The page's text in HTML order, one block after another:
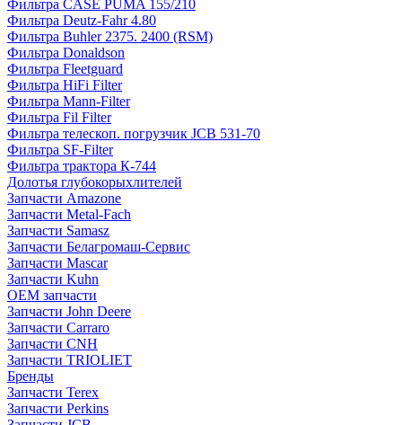
Фильтра CASE PUMA 155/210
Фильтра Deutz-Fahr 4.80
Фильтра Buhler 2375. 2400 (RSM)
Фильтра Donaldson
Фильтра Fleetguard
Фильтра HiFi Filter
Фильтра Mann-Filter
Фильтра Fil Filter
Фильтра телескоп. погрузчик JCB 531-70
Фильтра SF-Filter
Фильтра трактора К-744
Долотья глубокорыхлителей
Запчасти Amazone
Запчасти Metal-Fach
Запчасти Samasz
Запчасти Белагромаш-Сервис
Запчасти Mascar
Запчасти Kuhn
OEM запчасти
Запчасти John Deere
Запчасти Carraro
Запчасти CNH
Запчасти TRIOLIET
Бренды
Запчасти Terex
Запчасти Perkins